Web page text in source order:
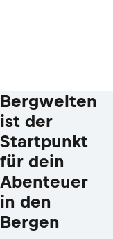
Bergwelten
ist der
Startpunkt
für dein
Abenteuer
in den
Bergen